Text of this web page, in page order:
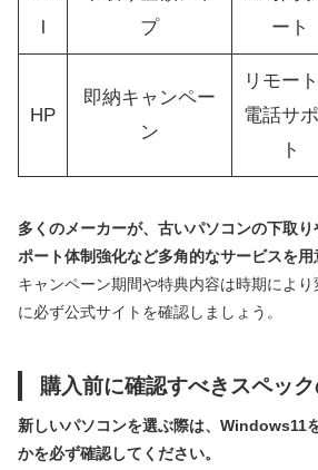
l
プ
ート
HP
即納キャンペー
ン
リモート
電話サ
ト
多くのメーカーが、古いパソコンの下取
ポート体制強化など多角的なサービスを用
キャンペーン期間や特典内容は時期によ
に必ず公式サイトを確認しましょう。
購入前に確認すべきスペッ
新しいパソコンを選ぶ際は、Windows11
かを必ず確認してください。